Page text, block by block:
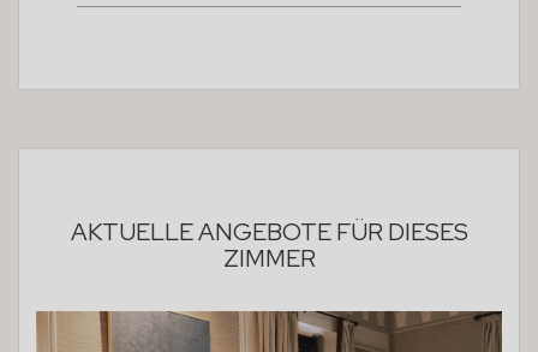
AKTUELLE ANGEBOTE FÜR DIESES
ZIMMER